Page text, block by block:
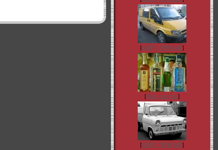
[ФОРД-ТРАНЗИТ]
[Фото слетов. ]
[ФОРД-ТРАНЗИТ]